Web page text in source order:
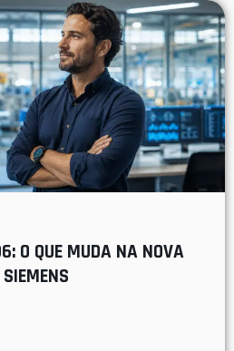
O QUE MUDA NA NOVA